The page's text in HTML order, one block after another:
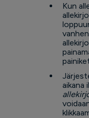
Kun
aikana